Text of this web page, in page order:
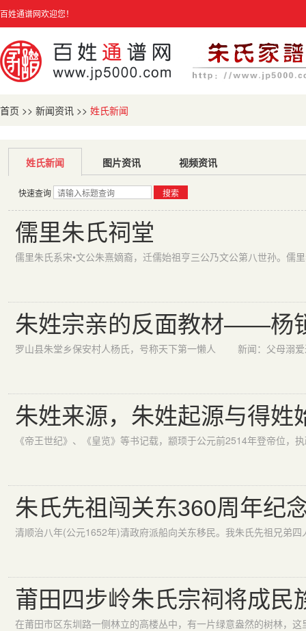
百姓通谱网欢迎您！
首页 >> 新闻资讯 >> 姓氏新闻
姓氏新闻 图片资讯 视频资讯
快速查询 搜索
儒里朱氏祠堂
朱姓宗亲的反面教材——
朱姓来源，朱姓起源与得姓
朱氏先祖闯关东360周年纪
莆田四步岭朱氏宗祠将成民
在莆田市区东圳路一侧林立的高楼丛中，有一片绿意盎然的树林，这